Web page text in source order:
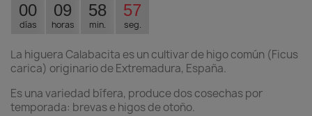
00
días
09
horas
58
min.
56
seg.
La higuera Calabacita es un cultivar de higo común (Ficus
carica) originario de Extremadura, España.
Es una variedad bífera, produce dos cosechas por
temporada: brevas e higos de otoño.